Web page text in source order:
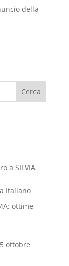
della
Cerca
a SILVIA
Italiano
ottime
ottobre